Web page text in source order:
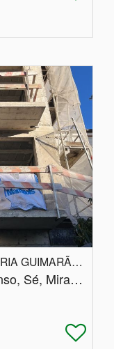
T0+1 COM GARAGEM MATRO FARIA GUIMARÃES
Porto, Porto, Cedofeita, Ildefonso, Sé, Miragaia, Nicolau, Vitória